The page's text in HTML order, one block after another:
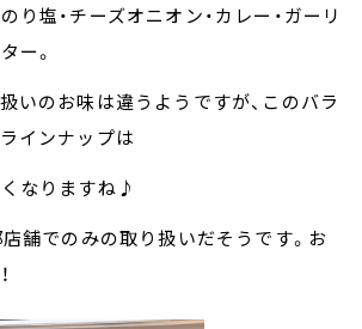
り塩・チーズオニオン・カレー・ガーリ
ー。
いのお味は違うようですが、このバラ
インナップは
なりますね♪
店舗でのみの取り扱いだそうです。お